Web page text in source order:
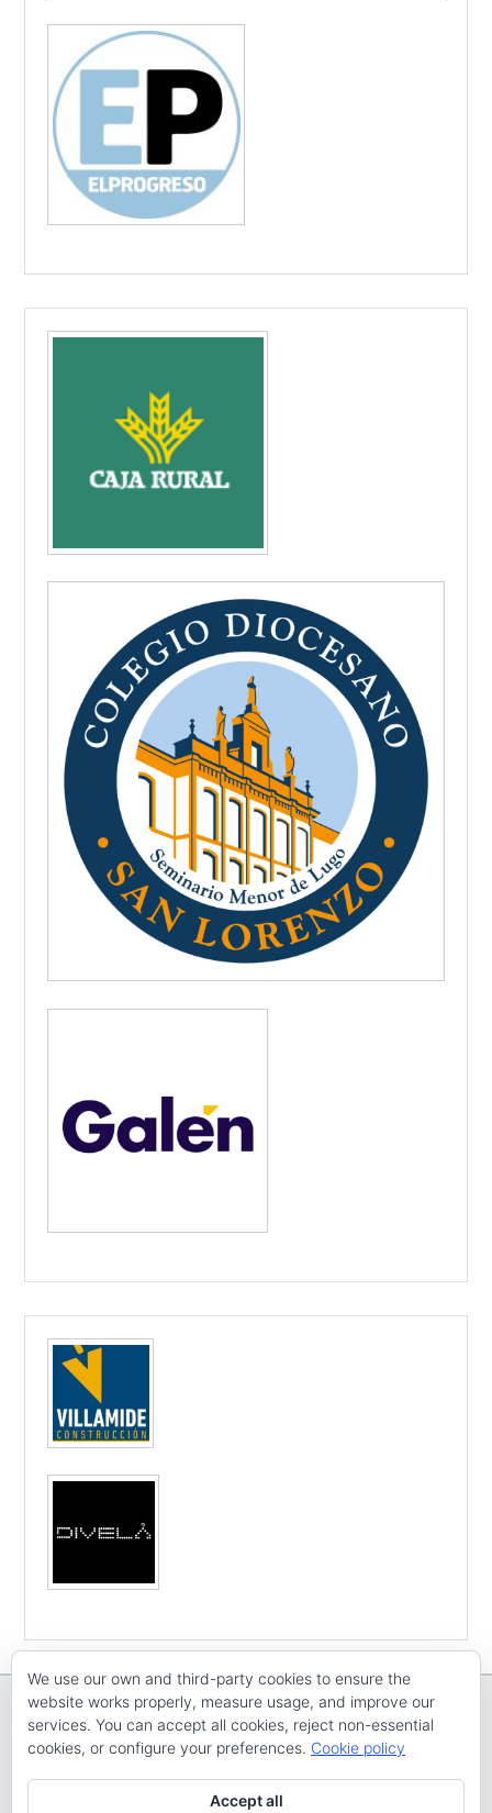
Copyright © ECV ARENAL EMEVETodos os dereitos reservados
Tema: Catch Evolution por
We use our own and third-party cookies to ensure the
website works properly, measure usage, and improve our
services. You can accept all cookies, reject non-essential
cookies, or configure your preferences. Cookie policy
Accept all